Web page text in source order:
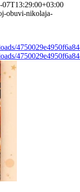
07T13:29:00+03:00
obuvi-nikolaja-